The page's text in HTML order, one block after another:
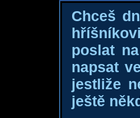
Chceš
poslat
napsat
jestliže
ještě